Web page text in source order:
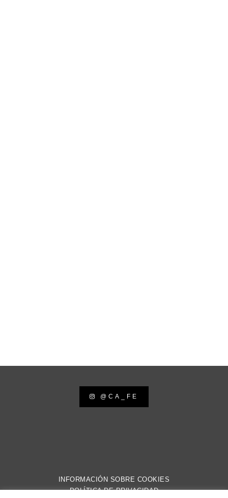
@CA_FE
INFORMACIÓN SOBRE COOKIES
POLÍTICA DE PRIVACIDAD